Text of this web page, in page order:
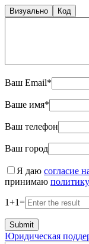
Визуально Код
Ваш Email*
Ваше имя*
Ваш телефон
Ваш город
Я даю согласие
принимаю
1+1=
Юридическая